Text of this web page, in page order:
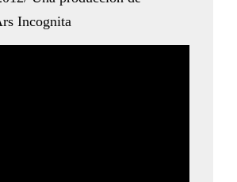
Incognita